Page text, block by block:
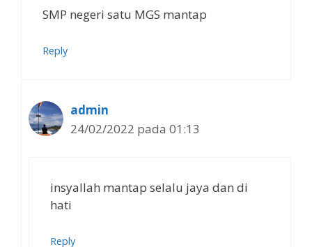
SMP negeri satu MGS mantap
Reply
admin
24/02/2022 pada 01:13
insyallah mantap selalu jaya dan di
hati
Reply